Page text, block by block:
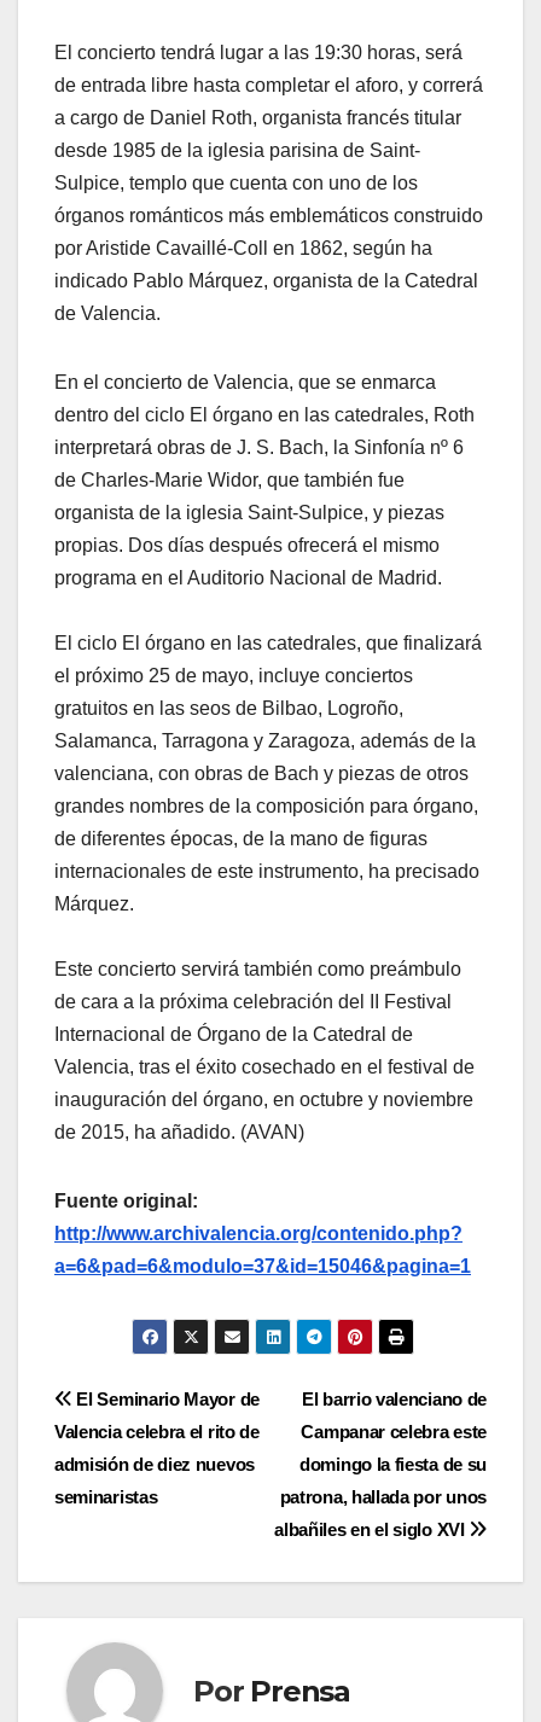
El concierto tendrá lugar a las 19:30 horas, será
de entrada libre hasta completar el aforo, y correrá
a cargo de Daniel Roth, organista francés titular
desde 1985 de la iglesia parisina de Saint-
Sulpice, templo que cuenta con uno de los
órganos románticos más emblemáticos construido
por Aristide Cavaillé-Coll en 1862, según ha
indicado Pablo Márquez, organista de la Catedral
de Valencia.
En el concierto de Valencia, que se enmarca
dentro del ciclo El órgano en las catedrales, Roth
interpretará obras de J. S. Bach, la Sinfonía nº 6
de Charles-Marie Widor, que también fue
organista de la iglesia Saint-Sulpice, y piezas
propias. Dos días después ofrecerá el mismo
programa en el Auditorio Nacional de Madrid.
El ciclo El órgano en las catedrales, que finalizará
el próximo 25 de mayo, incluye conciertos
gratuitos en las seos de Bilbao, Logroño,
Salamanca, Tarragona y Zaragoza, además de la
valenciana, con obras de Bach y piezas de otros
grandes nombres de la composición para órgano,
de diferentes épocas, de la mano de figuras
internacionales de este instrumento, ha precisado
Márquez.
Este concierto servirá también como preámbulo
de cara a la próxima celebración del II Festival
Internacional de Órgano de la Catedral de
Valencia, tras el éxito cosechado en el festival de
inauguración del órgano, en octubre y noviembre
de 2015, ha añadido. (AVAN)
Fuente original:
http://www.archivalencia.org/contenido.php?
a=6&pad=6&modulo=37&id=15046&pagina=1
Navegación
de
entradas
El barrio valenciano de
Campanar celebra este
domingo la fiesta de su
patrona, hallada por unos
albañiles en el siglo XVI
El Seminario Mayor de
Valencia celebra el rito de
admisión de diez nuevos
seminaristas
Por Prensa